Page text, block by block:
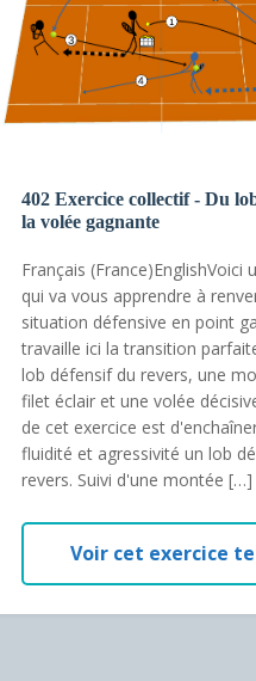
402 Exercice collectif - Du
la volée gagnante
Français (France)EnglishVoici
qui va vous apprendre à
situation défensive en point
travaille ici la transition
lob défensif du revers, une
filet éclair et une volée
de cet exercice est
fluidité et agressivité un lob
revers. Suivi d'une montée […]
Voir cet exercice